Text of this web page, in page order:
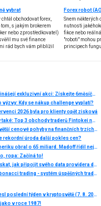
vybrat
obchodovat forex,
s jakým brokerem
nebo zprostředkovatel)
mu své finance
rád bych vám přiblížil
z nich.
Snem některých
nutnosti
fikce nebo
"roboti" mohou
principech
🚀 FXstreet.cz & eToro přinášejí exkluzivní akci: Získejte 6měsíční členství ve VIP zóně ZDARMA
Kdy se nákup challenge vyplatí?
2026 byla pro klienty opět zisková
Léto v plném proudu, trhy také: Top 3 obchody traderů Fintokei na indexech a zlatě
Chamtivost a strach: Největší cenové pohyby na finančních trzích (červenec 2026)
rekordní úroda další pokles cen?
Stvořil elitní klub, kde Ameriku obral o 65 miliard. Madoff řídil největší Ponzi dějin
ropa: Začíná to!
Historická data, kde je získat, jak připojit svého data providera do MultiCharts a proč je budeme potřebovat? (4. díl)
Jak obchodují profíci: Fibonacci trading - systém úspěšných traderů
Krypto šeptanda: Co přinesl poslední týden v kryptosvětě (7. 8. 2026)
v roce 1987!